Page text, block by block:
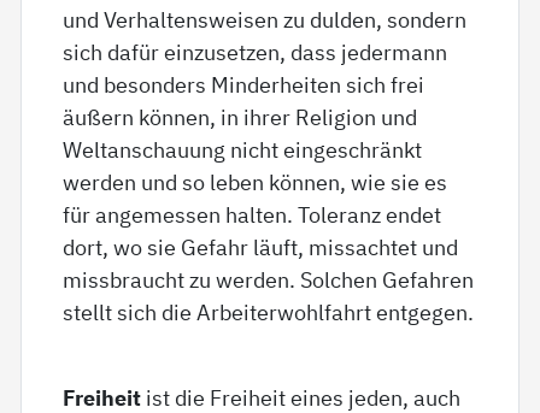
und Verhaltensweisen zu dulden, sondern
sich dafür einzusetzen, dass jedermann
und besonders Minderheiten sich frei
äußern können, in ihrer Religion und
Weltanschauung nicht eingeschränkt
werden und so leben können, wie sie es
für angemessen halten. Toleranz endet
dort, wo sie Gefahr läuft, missachtet und
missbraucht zu werden. Solchen Gefahren
stellt sich die Arbeiterwohlfahrt entgegen.
Freiheit ist die Freiheit eines jeden, auch